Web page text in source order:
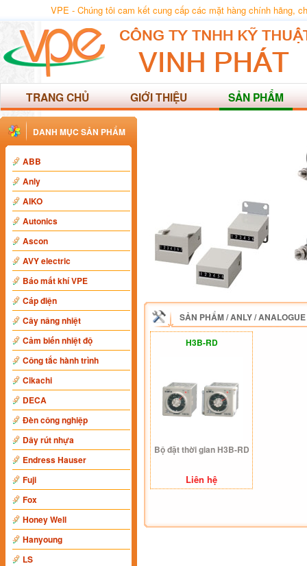
VPE - Chúng tôi cam kết cung cấp các mặt hàng chính hãng,
TRANG CHỦ GIỚI THIỆU SẢN PHẨM
DANH MỤC SẢN PHẨM
ABB
Anly
AIKO
Autonics
Ascon
AVY electric
Báo mất khí VPE
Cáp điện
Cây nâng nhiệt
Cảm biến nhiệt độ
Công tắc hành trình
Cikachi
DECA
Đèn công nghiệp
Dây rút nhựa
Endress Hauser
Fuji
Fox
Honey Well
Hanyoung
LS
SẢN PHẨM/ANLY/
H3B-RD
Bộ đặt thời gian H3B-RD
Liên hệ